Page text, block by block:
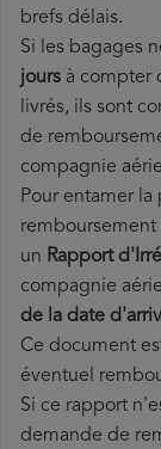
brefs délais.
Si les bagages
jours à compter
livrés, ils sont
de
compagnie
Pour entamer
remboursement
un Rapport
compagnie
de la date
Ce document
éventuel
Si ce rapport
demande de